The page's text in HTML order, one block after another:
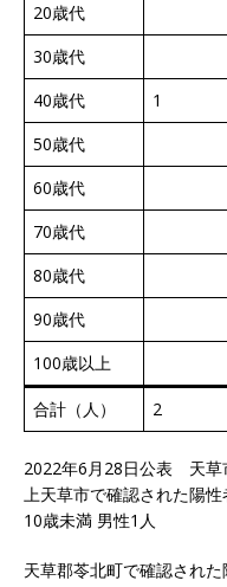
20歳代
30歳代
40歳代
1
50歳代
60歳代
70歳代
80歳代
90歳代
100歳以上
合計（人） 2
2022年6月28日公表 天
上天草市で確認された陽
10歳未満 男性1人
天草郡苓北町で確認された